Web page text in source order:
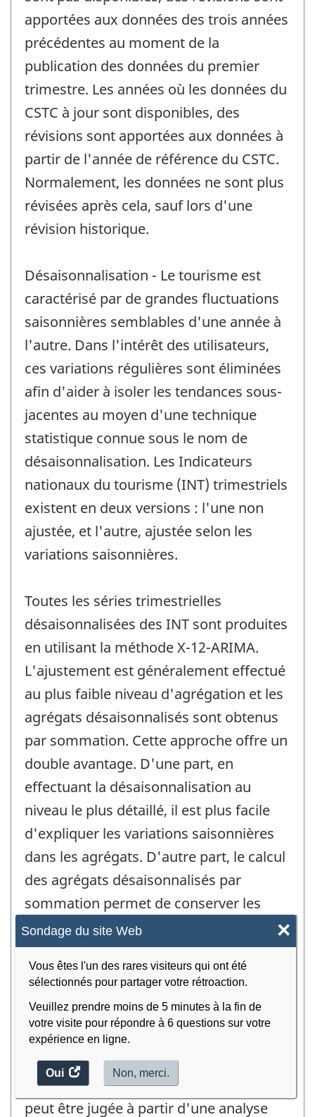
Sondage du site Web ×
Vous êtes l'un des rares visiteurs qui ont été
sélectionnés pour partager votre rétroaction.
Veuillez prendre moins de 5 minutes à la fin de
votre visite pour répondre à 6 questions sur votre
expérience en ligne.
Oui
accéder
au
sondage.
Non, merci.
apportées aux données des trois années
précédentes au moment de la
publication des données du premier
trimestre. Les années où les données du
CSTC à jour sont disponibles, des
révisions sont apportées aux données à
partir de l'année de référence du CSTC.
Normalement, les données ne sont plus
révisées après cela, sauf lors d'une
révision historique.
Désaisonnalisation - Le tourisme est
caractérisé par de grandes fluctuations
saisonnières semblables d'une année à
l'autre. Dans l'intérêt des utilisateurs,
ces variations régulières sont éliminées
afin d'aider à isoler les tendances sous-
jacentes au moyen d'une technique
statistique connue sous le nom de
désaisonnalisation. Les Indicateurs
nationaux du tourisme (INT) trimestriels
existent en deux versions : l'une non
ajustée, et l'autre, ajustée selon les
variations saisonnières.
Toutes les séries trimestrielles
désaisonnalisées des INT sont produites
en utilisant la méthode X-12-ARIMA.
L'ajustement est généralement effectué
au plus faible niveau d'agrégation et les
agrégats désaisonnalisés sont obtenus
par sommation. Cette approche offre un
double avantage. D'une part, en
effectuant la désaisonnalisation au
niveau le plus détaillé, il est plus facile
d'expliquer les variations saisonnières
dans les agrégats. D'autre part, le calcul
des agrégats désaisonnalisés par
sommation permet de conserver les
identités comptables dans le système, ce
qui est beaucoup plus pratique pour les
utilisateurs.
Exactitude des données
Il est impossible de calculer de façon
directe le degré d'erreur dans les
estimations. La qualité des estimations
peut être jugée à partir d'une analyse